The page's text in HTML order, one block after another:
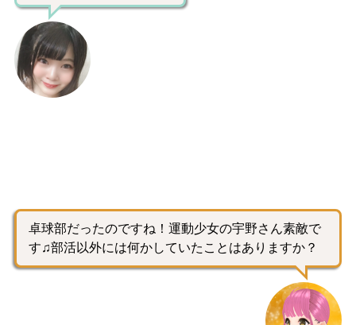
卓球部だったのですね！運動少女の宇野さん素敵で
す♫部活以外には何かしていたことはありますか？